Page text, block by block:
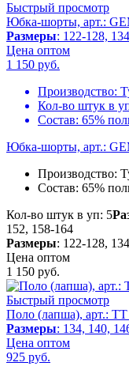
Быстрый просмотр
Юбка-шорты, арт.:
Размеры: 122-128,
Цена оптом
1 150 руб.
Производство:
Кол-во штук в
Состав: 65%
Юбка-шорты, арт.:
Производство:
Состав: 65%
Кол-во штук в уп: 5
152, 158-164
Размеры: 122-128,
Цена оптом
1 150 руб.
Быстрый просмотр
Поло (лапша), арт.: TT
Размеры: 134, 140,
Цена оптом
925 руб.